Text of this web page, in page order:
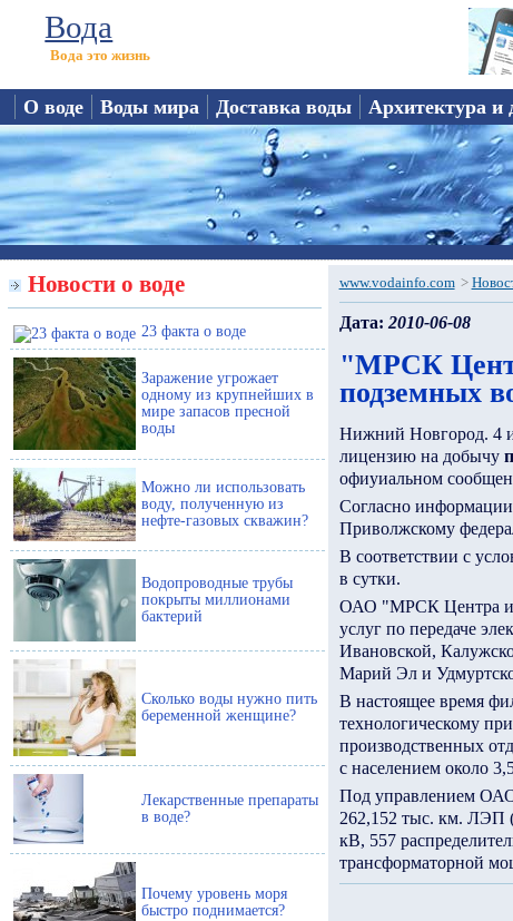
Вода
Вода это жизнь
О воде Воды мира Доставка воды Архитектура и
Новости о воде
23 факта о воде
Заражение угрожает
одному из крупнейших в
мире запасов пресной
воды
Можно ли использовать
воду, полученную из
нефте-газовых скважин?
Водопроводные трубы
покрыты миллионами
бактерий
Сколько воды нужно пить
беременной женщине?
Лекарственные препараты
в воде?
Почему уровень моря
быстро поднимается?
www.vodainfo.com >
Дата: 2010-06-08
"МРСК
подземных
Нижний Новгород. 4
лицензию на добычу
офиуиальном
Согласно
Приволжскому
В соответствии с
в сутки.
ОАО "МРСК Центра и
услуг по передаче
Ивановской,
Марий Эл и
В настоящее время
технологическому
производственных
с населением около
Под управлением
262,152 тыс. км. ЛЭП
кВ, 557
трансформаторной